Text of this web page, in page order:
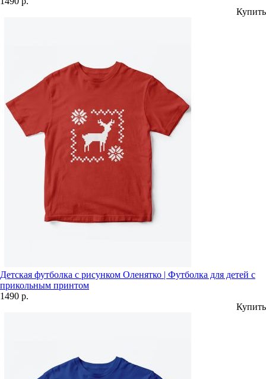
Купить
Детская футболка с рисунком Оленятко | Футболка для детей с
прикольным принтом
1490 р.
Купить